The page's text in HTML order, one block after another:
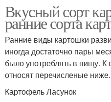
Вкусный сорт
ранние сорта
Ранние виды картошки
иногда достаточно пары
было употреблять в пищу.
относят перечисленые ниже.
Картофель Ласунок